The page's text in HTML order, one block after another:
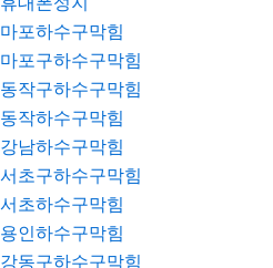
마포하수구막힘
마포구하수구막힘
동작구하수구막힘
동작하수구막힘
강남하수구막힘
서초구하수구막힘
서초하수구막힘
용인하수구막힘
강동구하수구막힘